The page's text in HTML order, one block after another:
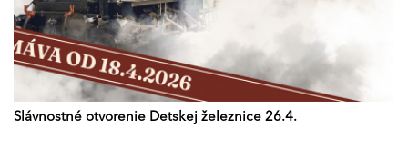
Slávnostné otvorenie Detskej železnice 26.4.